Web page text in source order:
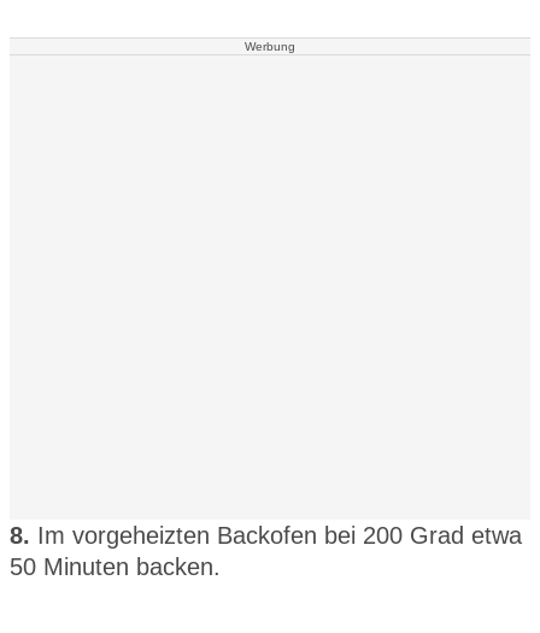
Werbung
8. Im vorgeheizten Backofen bei 200 Grad etwa
50 Minuten backen.